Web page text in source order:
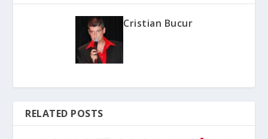
Cristian Bucur
RELATED POSTS